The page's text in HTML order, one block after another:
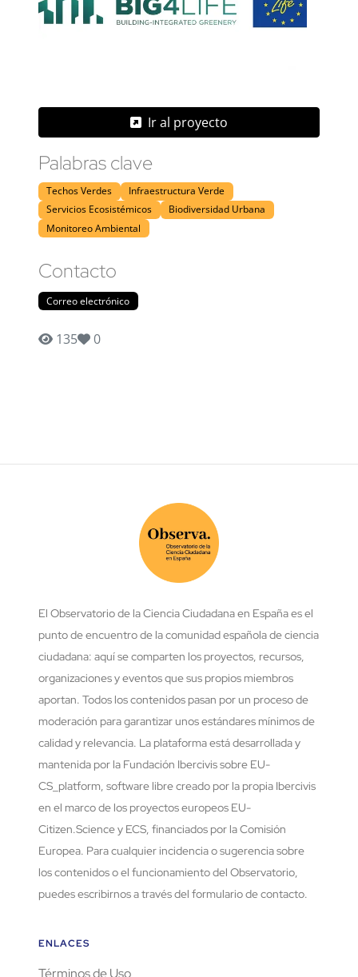
Ir al proyecto
Palabras clave
Techos Verdes
Infraestructura Verde
Servicios Ecosistémicos
Biodiversidad Urbana
Monitoreo Ambiental
Contacto
Correo electrónico
135 0
El Observatorio de la Ciencia Ciudadana en España es el
punto de encuentro de la comunidad española de ciencia
ciudadana: aquí se comparten los proyectos, recursos,
organizaciones y eventos que sus propios miembros
aportan. Todos los contenidos pasan por un proceso de
moderación para garantizar unos estándares mínimos de
calidad y relevancia. La plataforma está desarrollada y
mantenida por la Fundación Ibercivis sobre EU-
CS_platform, software libre creado por la propia Ibercivis
en el marco de los proyectos europeos EU-
Citizen.Science y ECS, financiados por la Comisión
Europea. Para cualquier incidencia o sugerencia sobre
los contenidos o el funcionamiento del Observatorio,
puedes escribirnos a través del formulario de contacto.
ENLACES